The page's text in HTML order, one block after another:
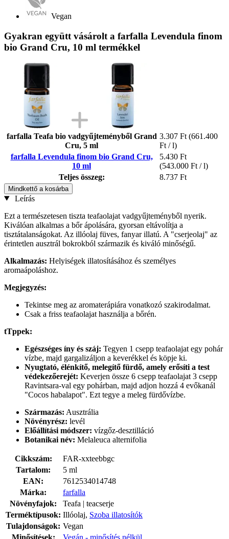
Vegan
Gyakran együtt vásárolt a farfalla Levendula finom
bio Grand Cru, 10 ml termékkel
farfalla Teafa bio vadgyűjteményből Grand
Cru, 5 ml
3.307 Ft (661.400
Ft / l)
farfalla Levendula finom bio Grand Cru,
10 ml
5.430 Ft
(543.000 Ft / l)
Teljes összeg:
8.737 Ft
Mindkettő a kosárba
Leírás
Ezt a természetesen tiszta teafaolajat vadgyűjteményből nyerik.
Kiválóan alkalmas a bőr ápolására, gyorsan eltávolítja a
tisztátalanságokat. Az illóolaj füves, fanyar illatú. A "cserjeolaj" az
érintetlen ausztrál bokrokból származik és kiváló minőségű.
Alkalmazás: Helyiségek illatosításához és személyes
aromaápoláshoz.
Megjegyzés:
Tekintse meg az aromaterápiára vonatkozó szakirodalmat.
Csak a friss teafaolajat használja a bőrén.
tTppek:
Egészséges íny és száj: Tegyen 1 csepp teafaolajat egy pohár
vízbe, majd gargalizáljon a keverékkel és köpje ki.
Nyugtató, élénkítő, melegítő fürdő, amely erősíti a test
védekezőerejét: Keverjen össze 6 csepp teafaolajat 3 csepp
Ravintsara-val egy pohárban, majd adjon hozzá 4 evőkanál
"Cocos habalapot". Ezt tegye a meleg fürdővízbe.
Származás: Ausztrália
Növényrész: levél
Előállítási módszer: vízgőz-desztilláció
Botanikai név: Melaleuca alternifolia
Cikkszám:
FAR-xxteebbgc
Tartalom:
5 ml
EAN:
7612534014748
Márka:
farfalla
Növényfajok:
Teafa | teacserje
Terméktípusok: Illóolaj, Szoba illatosítók
Tulajdonságok: Vegan
Minősítések:
Vegán - minősítés nélkül